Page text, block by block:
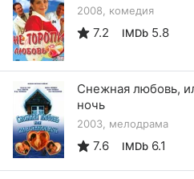
2008, комедия
7.2 IMDb 5.8
Снежная любовь,
ночь
2003, мелодрама
7.6 IMDb 6.1